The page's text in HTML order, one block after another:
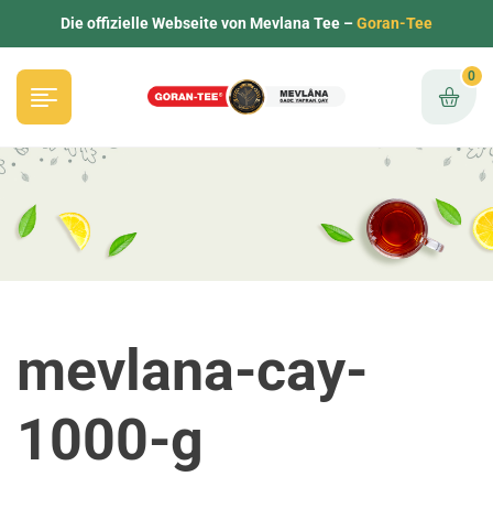
Die offizielle Webseite von Mevlana Tee –Goran-Tee
0
mevlana-cay-
1000-g